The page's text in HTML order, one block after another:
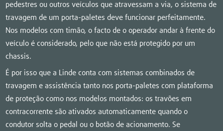
pedestres ou outros veículos que atravessam a via, o sistema de
travagem de um porta-paletes deve funcionar perfeitamente.
Nos modelos com timão, o facto de o operador andar à frente do
veículo é considerado, pelo que não está protegido por um
chassis.
É por isso que a Linde conta com sistemas combinados de
travagem e assistência tanto nos porta-paletes com plataforma
de proteção como nos modelos montados: os travões em
contracorrente são ativados automaticamente quando o
condutor solta o pedal ou o botão de acionamento. Se